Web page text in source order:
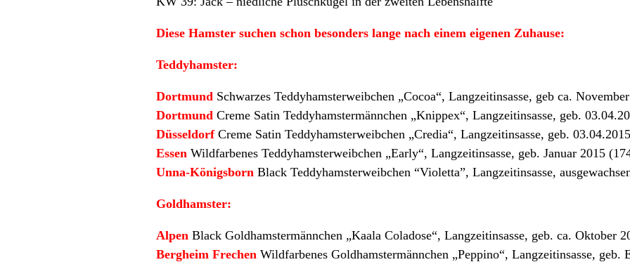
Diese Hamster suchen schon besonders lange nach einem eigenen Zuhause:
Teddyhamster:
Dortmund Schwarzes Teddyhamsterweibchen „Cocoa“, Langzeitinsasse, geb ca.
Dortmund Creme Satin Teddyhamstermännchen „Knippex“, Langzeitinsasse, geb.
Düsseldorf Creme Satin Teddyhamsterweibchen „Credia“, Langzeitinsasse, geb.
Essen Wildfarbenes Teddyhamsterweibchen „Early“, Langzeitinsasse, geb. Januar 2015
Unna-Königsborn Black Teddyhamsterweibchen “Violetta”, Langzeitinsasse,
Goldhamster:
Alpen Black Goldhamstermännchen „Kaala Coladose“, Langzeitinsasse, geb. ca. Oktober
Bergheim Frechen Wildfarbenes Goldhamstermännchen „Peppino“, Langzeitinsasse, geb.